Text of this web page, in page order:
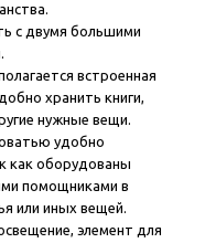
с двумя большими
встроенная
хранить книги,
нужные вещи.
удобно
как оборудованы
помощниками в
или иных вещей.
элемент для